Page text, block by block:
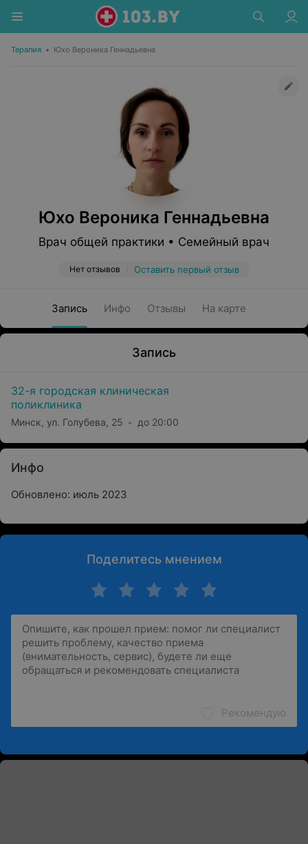
Терапия • Юхо Вероника Геннадьевна
Юхо Вероника Геннадьевна
Врач общей практики • Семейный врач
Нет отзывов Оставить первый отзыв
Запись Инфо Отзывы На карте
Запись
32-я городская клиническая
поликлиника
Минск, ул. Голубева, 25 до 20:00
Инфо
Обновлено: июль 2023
Поделитесь мнением
Рекомендую